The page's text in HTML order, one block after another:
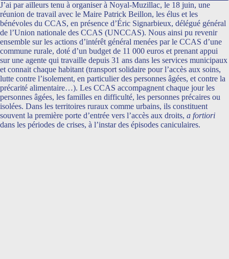
J’ai par ailleurs tenu à organiser à Noyal-Muzillac, le 18 juin, une
réunion de travail avec le Maire Patrick Beillon, les élus et les
bénévoles du CCAS, en présence d’Éric Signarbieux, délégué général
de l’Union nationale des CCAS (UNCCAS). Nous ainsi pu revenir
ensemble sur les actions d’intérêt général menées par le CCAS d’une
commune rurale, doté d’un budget de 11 000 euros et prenant appui
sur une agente qui travaille depuis 31 ans dans les services municipaux
et connait chaque habitant (transport solidaire pour l’accès aux soins,
lutte contre l’isolement, en particulier des personnes âgées, et contre la
précarité alimentaire…). Les CCAS accompagnent chaque jour les
personnes âgées, les familles en difficulté, les personnes précaires ou
isolées. Dans les territoires ruraux comme urbains, ils constituent
souvent la première porte d’entrée vers l’accès aux droits, a fortiori
dans les périodes de crises, à l’instar des épisodes caniculaires.